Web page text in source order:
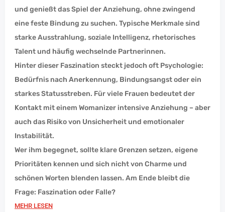
und genießt das Spiel der Anziehung, ohne zwingend
eine feste Bindung zu suchen. Typische Merkmale sind
starke Ausstrahlung, soziale Intelligenz, rhetorisches
Talent und häufig wechselnde Partnerinnen.
Hinter dieser Faszination steckt jedoch oft Psychologie:
Bedürfnis nach Anerkennung, Bindungsangst oder ein
starkes Statusstreben. Für viele Frauen bedeutet der
Kontakt mit einem Womanizer intensive Anziehung – aber
auch das Risiko von Unsicherheit und emotionaler
Instabilität.
Wer ihm begegnet, sollte klare Grenzen setzen, eigene
Prioritäten kennen und sich nicht von Charme und
schönen Worten blenden lassen. Am Ende bleibt die
Frage: Faszination oder Falle?
MEHR LESEN